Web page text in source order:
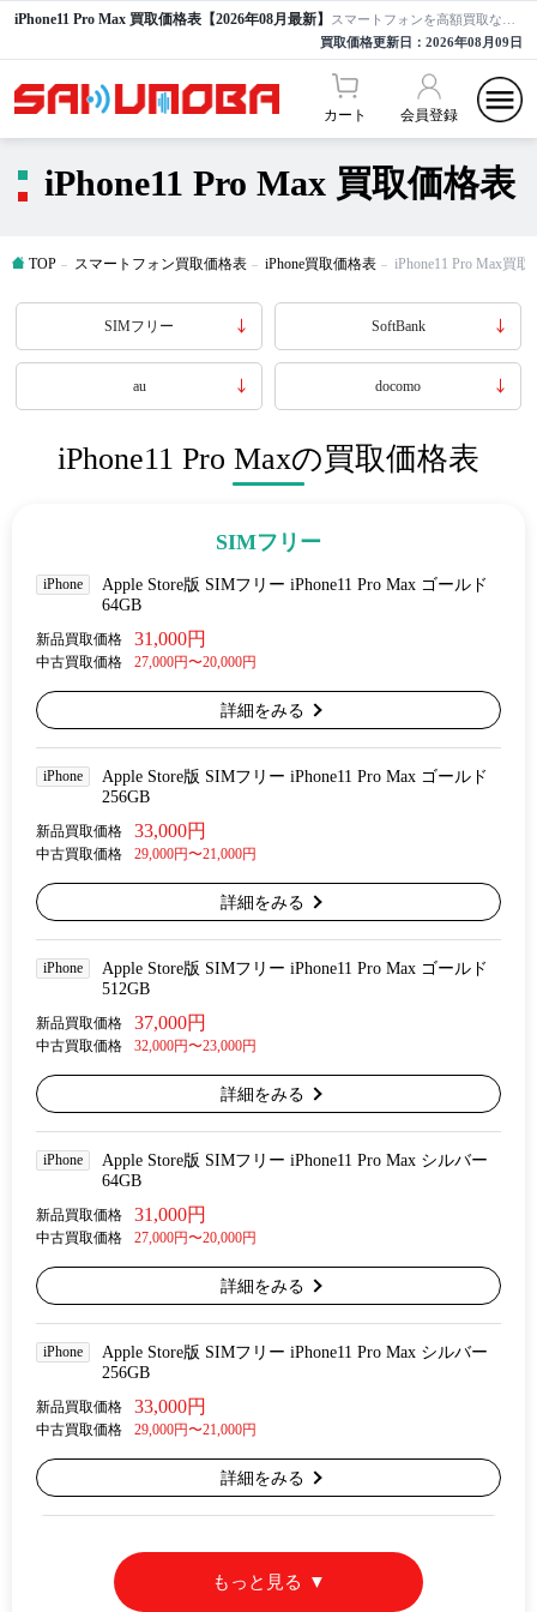
iPhone11 Pro Max 買取価格表【2026年08月最新】
買取価格更新日： 2026年08月09日
カート 会員登録
iPhone11 Pro Max 買取価格表
TOP スマートフォン買取価格表 iPhone買取価格表 iPhone11 Pro Max買取
SIMフリー SoftBank
au docomo
iPhone11 Pro Maxの買取価格表
SIMフリー
iPhone
Apple Store版 SIMフリー iPhone11 Pro Max ゴールド
64GB
新品買取価格 31,000円
中古買取価格 27,000円〜20,000円
詳細をみる
iPhone
Apple Store版 SIMフリー iPhone11 Pro Max ゴールド
256GB
新品買取価格 33,000円
中古買取価格 29,000円〜21,000円
詳細をみる
iPhone
Apple Store版 SIMフリー iPhone11 Pro Max ゴールド
512GB
新品買取価格 37,000円
中古買取価格 32,000円〜23,000円
詳細をみる
iPhone
Apple Store版 SIMフリー iPhone11 Pro Max シルバー
64GB
新品買取価格 31,000円
中古買取価格 27,000円〜20,000円
詳細をみる
iPhone
Apple Store版 SIMフリー iPhone11 Pro Max シルバー
256GB
新品買取価格 33,000円
中古買取価格 29,000円〜21,000円
詳細をみる
もっと見る